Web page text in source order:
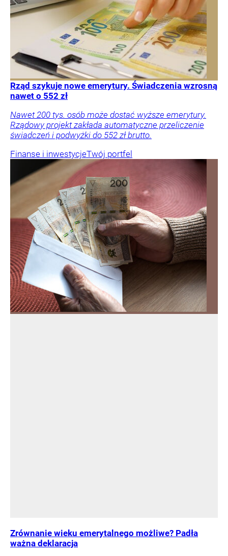
Rząd szykuje nowe emerytury. Świadczenia wzrosną
nawet o 552 zł
Nawet 200 tys. osób może dostać wyższe emerytury.
Rządowy projekt zakłada automatyczne przeliczenie
świadczeń i podwyżki do 552 zł brutto.
Finanse i inwestycjeTwój portfel
Zrównanie wieku emerytalnego możliwe? Padła
ważna deklaracja